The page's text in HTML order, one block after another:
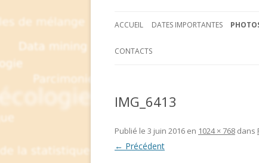
ACCUEIL DATES IMPORTANTES
CONTACTS
IMG_6413
Publié le 3 juin 2016 en 1024 × 768 dans
← Précédent